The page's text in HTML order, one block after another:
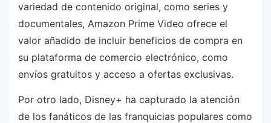
variedad de contenido original, como series y
documentales, Amazon Prime Video ofrece el
valor añadido de incluir beneficios de compra en
su plataforma de comercio electrónico, como
envíos gratuitos y acceso a ofertas exclusivas.
Por otro lado, Disney+ ha capturado la atención
de los fanáticos de las franquicias populares como